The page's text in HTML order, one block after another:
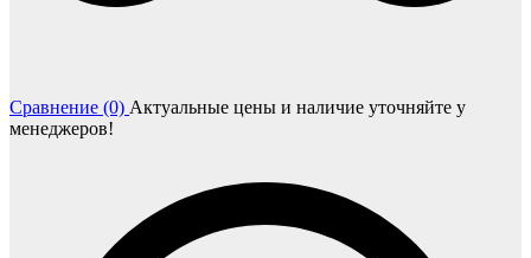
Сравнение (0) Актуальные цены и наличие уточняйте у
менеджеров!